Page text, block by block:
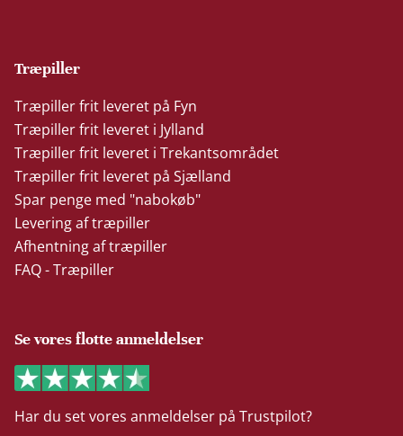
Træpiller
Træpiller frit leveret på Fyn
Træpiller frit leveret i Jylland
Træpiller frit leveret i Trekantsområdet
Træpiller frit leveret på Sjælland
Spar penge med "nabokøb"
Levering af træpiller
Afhentning af træpiller
FAQ - Træpiller
Se vores flotte anmeldelser
Har du set vores anmeldelser på Trustpilot?